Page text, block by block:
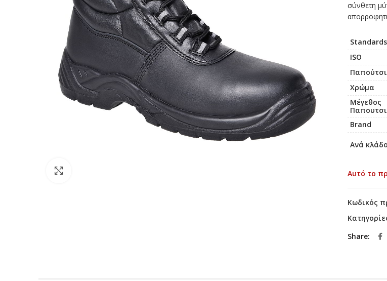
σύνθετη
Standards
ISO
Χρώμα
Μέγεθος
Brand
Ανά κλάδο
Αυτό το
Κωδικός
Share